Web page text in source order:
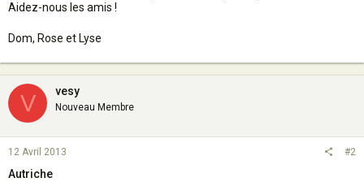
Aidez-nous les amis !
Dom, Rose et Lyse
V vesy
Nouveau Membre
12 Avril 2013 #2
Autriche